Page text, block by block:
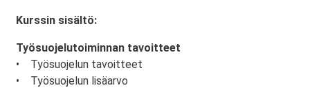
Kurssin sisältö:
Työsuojelutoiminnan tavoitteet
• Työsuojelun tavoitteet
• Työsuojelun lisäarvo